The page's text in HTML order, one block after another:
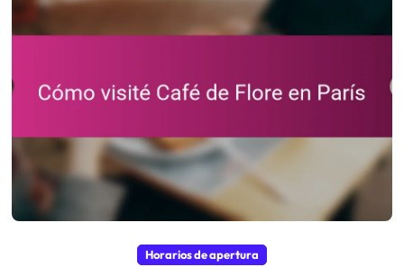
Horarios de apertura